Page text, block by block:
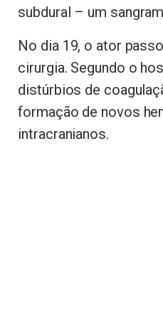
subdural – um
No dia 19, o ator
cirurgia. Segundo o
distúrbios de
formação de novos
intracranianos.